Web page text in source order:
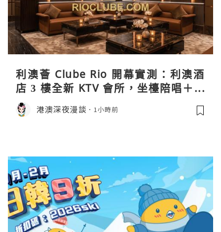
利澳薈 Clube Rio 開幕實測：利澳酒
店 3 樓全新 KTV 會所，坐檯陪唱＋水
療套票一次過睇
港澳深夜漫談 1小時前